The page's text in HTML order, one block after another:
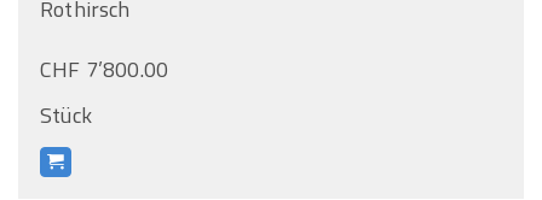
Rothirsch
CHF 7’800.00
Stück